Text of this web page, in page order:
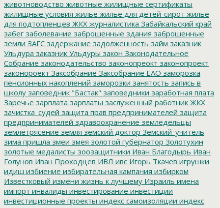
животноводство животные жилищные сертификаты
жилищные условия жилье жилье для детей-сирот жильё
для подтопленцев ЖКХ журналистика Забайкальский край
забег заболевание заброшенные здания заброшенные
земли ЗАГС задержание задолженность займ заказник
Ульдура заказник Ульдуры закон Законодательное
Собрание законодательство законопреокт законопроект
законороект Заксобрание Заксобрание ЕАО заморозка
пенсионных накоплений заморозки занятость запись в
школу заповедник "Бастак" заповедники заработная плата
Заречье зарплата зарплаты заслуженный работник ЖКХ
зачистка_судей защита прав предпринимателей защита
предпринимателей здравоохранение земледельцы
землетрясение земля земский доктор Земский_учитель
зима пришла змеи змея золотой губернатор Золотухин
золотые медалисты зоозащитники Иван Благодырь Иван
Голунов Иван Проходцев ИВЛ ивс Игорь Ткачев игрушки
идиш избиение избирательная кампания избирком
Известковый измени жизнь к лучшему Израиль имена
импорт инвалиды инвестирование инвестиции
инвестиционные проекты индекс самоизоляции индекс